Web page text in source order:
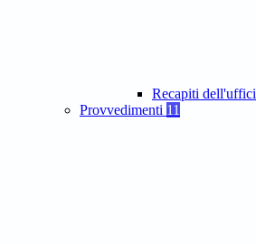
Recapiti
Provvedimenti 11